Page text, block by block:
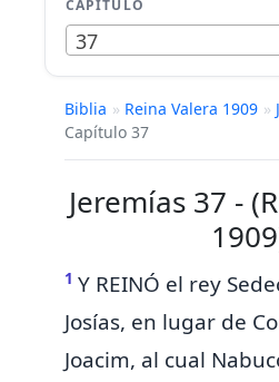
CAPÍTULO
37
Biblia » Reina Valera 1909 »
Capítulo 37
Jeremías 37 -
1 Y REINÓ el rey
Josías, en lugar de
Joacim, al cual